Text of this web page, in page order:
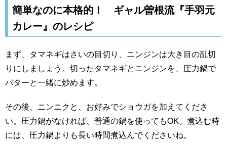
簡単なのに本格的！ ギャル曽根流『手羽元
カレー』のレシピ
まず、タマネギはさいの目切り、ニンジンは大き目の乱切
りにしましょう。切ったタマネギとニンジンを、圧力鍋で
バターと一緒に炒めます。
その後、ニンニクと、お好みでショウガを加えてくださ
い。圧力鍋がなければ、普通の鍋を使ってもOK。煮込む時
には、圧力鍋よりも長い時間煮込んでくださいね。